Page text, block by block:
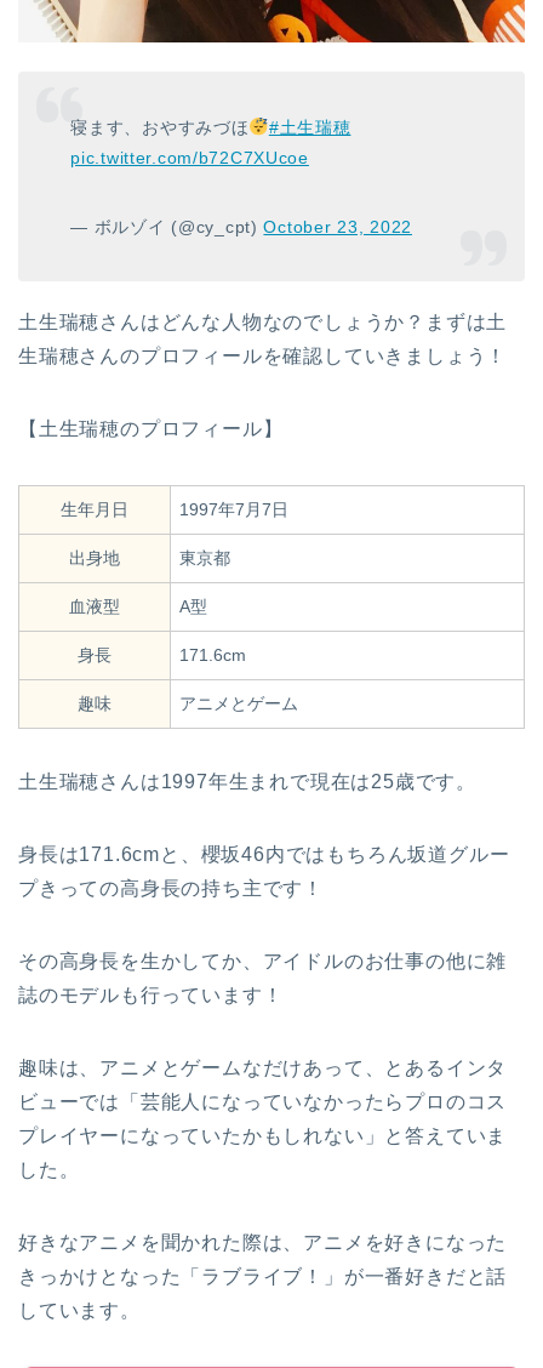
寝ます、おやすみづほ
#土生瑞穂
pic.twitter.com/b72C7XUcoe
— ボルゾイ (@cy_cpt)October 23, 2022
土生瑞穂さんはどんな人物なのでしょうか？まずは土
生瑞穂さんのプロフィールを確認していきましょう！
【土生瑞穂のプロフィール】
生年月日 1997年7月7日
出身地 東京都
血液型 A型
身長 171.6cm
趣味 アニメとゲーム
土生瑞穂さんは1997年生まれで現在は25歳です。
身長は171.6cmと、櫻坂46内ではもちろん坂道グルー
プきっての高身長の持ち主です！
その高身長を生かしてか、アイドルのお仕事の他に雑
誌のモデルも行っています！
趣味は、アニメとゲームなだけあって、とあるインタ
ビューでは「芸能人になっていなかったらプロのコス
プレイヤーになっていたかもしれない」と答えていま
した。
好きなアニメを聞かれた際は、アニメを好きになった
きっかけとなった「ラブライブ！」が一番好きだと話
しています。